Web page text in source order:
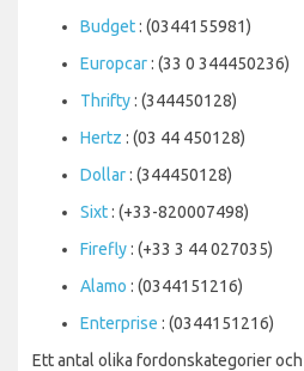
Budget: (0344155981)
Europcar: (33 0 344450236)
Thrifty: (344450128)
Hertz : (03 44 450128)
Dollar: (344450128)
Sixt: (+33-820007498)
Firefly: (+33 3 44 027035)
Alamo : (0344151216)
Enterprise : (0344151216)
Ett antal olika fordonskategorier